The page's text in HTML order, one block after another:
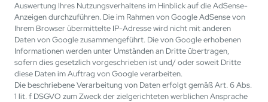
Auswertung Ihres Nutzungsverhaltens im Hinblick auf die AdSense-
Anzeigen durchzuführen. Die im Rahmen von Google AdSense von
Ihrem Browser übermittelte IP-Adresse wird nicht mit anderen
Daten von Google zusammengeführt. Die von Google erhobenen
Informationen werden unter Umständen an Dritte übertragen,
sofern dies gesetzlich vorgeschrieben ist und/ oder soweit Dritte
diese Daten im Auftrag von Google verarbeiten.
Die beschriebene Verarbeitung von Daten erfolgt gemäß Art. 6 Abs.
1 lit. f DSGVO zum Zweck der zielgerichteten werblichen Ansprache